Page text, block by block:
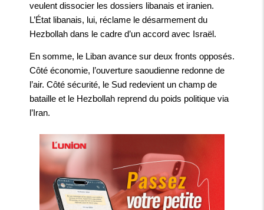
veulent dissocier les dossiers libanais et iranien.
L’État libanais, lui, réclame le désarmement du
Hezbollah dans le cadre d’un accord avec Israël.
En somme, le Liban avance sur deux fronts opposés.
Côté économie, l’ouverture saoudienne redonne de
l’air. Côté sécurité, le Sud redevient un champ de
bataille et le Hezbollah reprend du poids politique via
l’Iran.